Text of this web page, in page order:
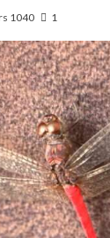
1040 1